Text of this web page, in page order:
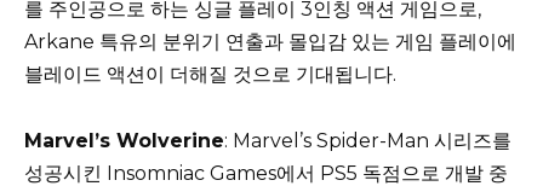
를 주인공으로 하는 싱글 플레이 3인칭 액션 게임으로,
Arkane 특유의 분위기 연출과 몰입감 있는 게임 플레이에
블레이드 액션이 더해질 것으로 기대됩니다.
Marvel’s Wolverine: Marvel’s Spider-Man 시리즈를
성공시킨 Insomniac Games에서 PS5 독점으로 개발 중